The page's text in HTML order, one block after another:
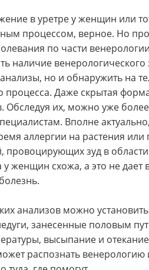
в уретре у женщин или
процессом, верное. Но
по части
наличие венерологического
но и обнаружить на
процесса. Даже скрытая
их, можно уже
Вполне
аллергии на растения или
провоцирующих зуд в области
у женщин схожа, а это не дает
анализов можно
занесенные половым
высыпание и
распознать